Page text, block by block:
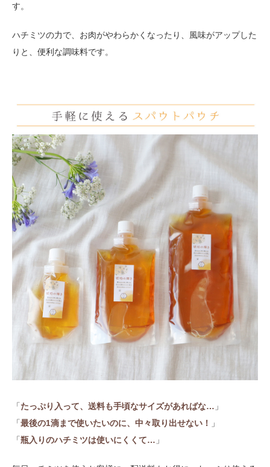
す。
ハチミツの力で、お肉がやわらかくなったり、風味がアップした
りと、便利な調味料です。
「たっぷり入って、送料も手頃なサイズがあればな… 」
「最後の1滴まで使いたいのに、中々取り出せない！
」
「瓶入りのハチミツは使いにくくて… 」